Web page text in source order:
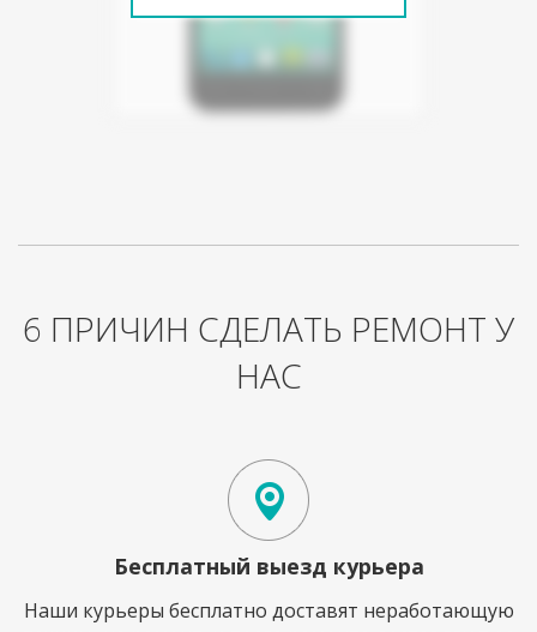
6 ПРИЧИН СДЕЛАТЬ РЕМОНТ У
НАС
Бесплатный выезд курьера
Наши курьеры бесплатно доставят неработающую